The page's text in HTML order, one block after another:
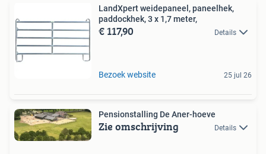
LandXpert weidepaneel, paneelhek,
paddockhek, 3 x 1,7 meter,
€ 117,90 Details
Bezoek website 25 jul 26
Pensionstalling De Aner-hoeve
Zie omschrijving Details